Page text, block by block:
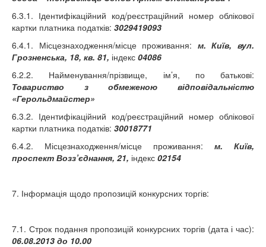
6.3.1. Ідентифікаційний код/реєстраційний номер облікової
картки платника податків: 3029419093
6.4.1. Місцезнаходження/місце проживання: м. Київ, вул.
Грозненська, 18, кв. 81, індекс 04086
6.2.2. Найменування/прізвище, ім’я, по батькові:
Товариство з обмеженою відповідальністю
«Герольдмайстер»
6.3.2. Ідентифікаційний код/реєстраційний номер облікової
картки платника податків: 30018771
6.4.2. Місцезнаходження/місце проживання: м. Київ,
проспект Возз’єднання, 21, індекс 02154
7. Інформація щодо пропозицій конкурсних торгів:
7.1. Строк подання пропозицій конкурсних торгів (дата і час):
06.08.2013 до 10.00